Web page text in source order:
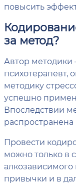
повысить
за метод?
Автор методики
психотерапевт,
методику
успешно
Впоследствии
распространена
Провести
можно только в
привычки и в